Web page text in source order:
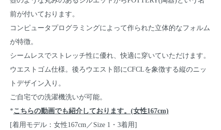
前が付いております。
コンピュータプログラミングによって作られた立体的なフォルム
が特徴。
シームレスでストレッチ性に優れ、快適に穿いていただけます。
ウエストゴム仕様。後ろウエスト部にCFCLを象徴する縦のニッ
トデザイン入り。
ご自宅での洗濯機洗いが可能。
*こちらの動画でも紹介しております。(女性167cm)
[着用モデル：女性167cm／Size 1・3着用]